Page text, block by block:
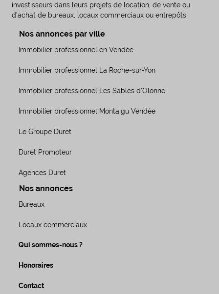
investisseurs dans leurs projets de location, de vente ou
d’achat de bureaux, locaux commerciaux ou entrepôts.
Nos annonces par ville
Immobilier professionnel en Vendée
Immobilier professionnel La Roche-sur-Yon
Immobilier professionnel Les Sables d’Olonne
Immobilier professionnel Montaigu Vendée
Le Groupe Duret
Duret Promoteur
Agences Duret
Nos annonces
Bureaux
Locaux commerciaux
Qui sommes-nous ?
Honoraires
Contact